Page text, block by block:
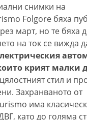
снимки на
Folgore бяха
март, но те бяха
на ток се вижда
крият малки
стил и
Захранваното от
има
като до голяма